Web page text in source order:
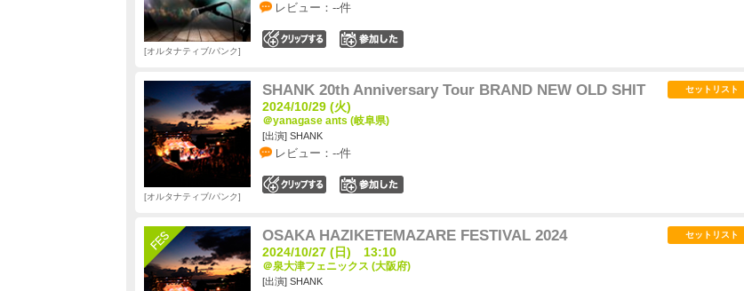
レビュー：--件
オルタナティブ/パンク
SHANK 20th Anniversary Tour BRAND NEW OLD SHIT
2024/10/29 (火)
＠yanagase ants (岐阜県)
[出演] SHANK
レビュー：--件
セットリスト
オルタナティブ/パンク
OSAKA HAZIKETEMAZARE FESTIVAL 2024
2024/10/27 (日) 13:10
＠泉大津フェニックス (大阪府)
[出演] SHANK
セットリスト